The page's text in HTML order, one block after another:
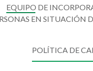
EQUIPO DE
EN SITUACIÓN
POLÍTICA DE